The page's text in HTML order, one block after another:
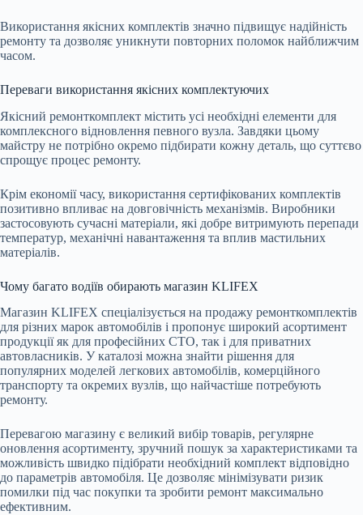
Використання якісних комплектів значно підвищує надійність
ремонту та дозволяє уникнути повторних поломок найближчим
часом.
Переваги використання якісних комплектуючих
Якісний ремонткомплект містить усі необхідні елементи для
комплексного відновлення певного вузла. Завдяки цьому
майстру не потрібно окремо підбирати кожну деталь, що суттєво
спрощує процес ремонту.
Крім економії часу, використання сертифікованих комплектів
позитивно впливає на довговічність механізмів. Виробники
застосовують сучасні матеріали, які добре витримують перепади
температур, механічні навантаження та вплив мастильних
матеріалів.
Чому багато водіїв обирають магазин KLIFEX
Магазин KLIFEX спеціалізується на продажу ремонткомплектів
для різних марок автомобілів і пропонує широкий асортимент
продукції як для професійних СТО, так і для приватних
автовласників. У каталозі можна знайти рішення для
популярних моделей легкових автомобілів, комерційного
транспорту та окремих вузлів, що найчастіше потребують
ремонту.
Перевагою магазину є великий вибір товарів, регулярне
оновлення асортименту, зручний пошук за характеристиками та
можливість швидко підібрати необхідний комплект відповідно
до параметрів автомобіля. Це дозволяє мінімізувати ризик
помилки під час покупки та зробити ремонт максимально
ефективним.